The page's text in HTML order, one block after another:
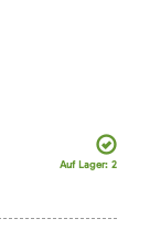
Auf Lager: 2